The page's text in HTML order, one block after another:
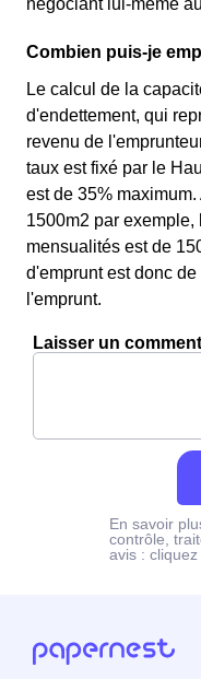
négociant lui-même
Combien puis-je
Le calcul de la
d'endettement, qui
revenu de
taux est fixé par le
est de 35%
1500m2 par
mensualités est de
d'emprunt est donc
l'emprunt.
Laisser un
En savoir
contrôle,
avis : cliquez